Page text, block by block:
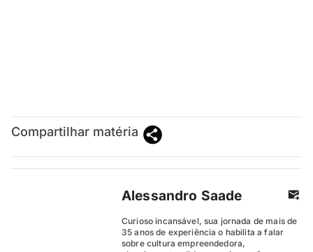
Compartilhar matéria
Alessandro Saade
Curioso incansável, sua jornada de mais de
35 anos de experiência o habilita a falar
sobre cultura empreendedora,